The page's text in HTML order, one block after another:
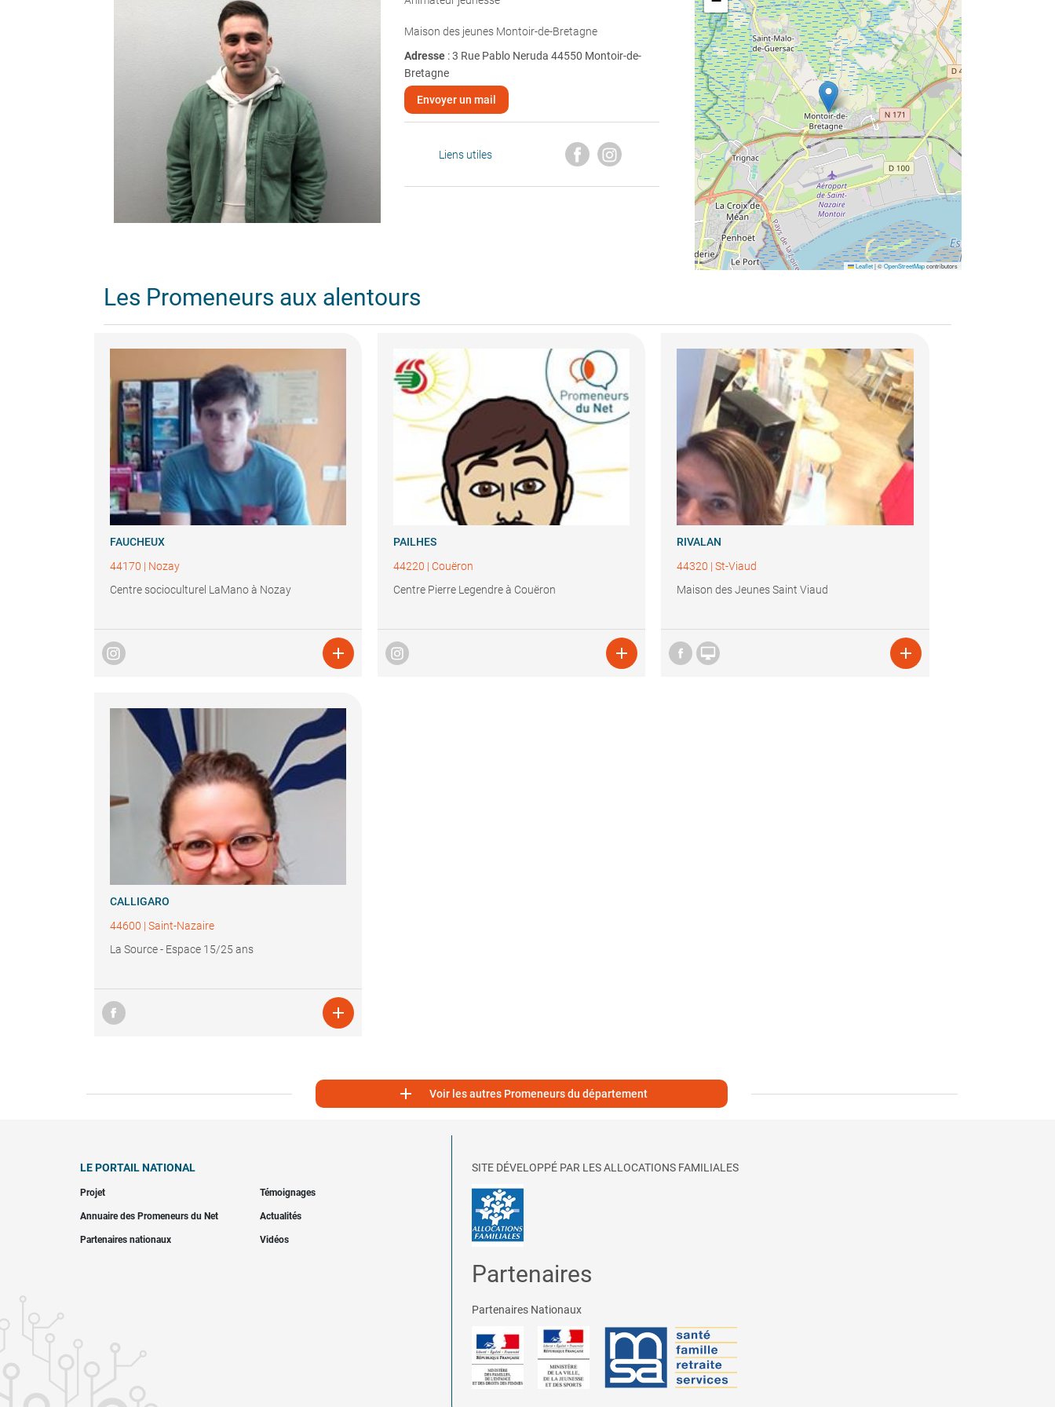
Maison des jeunes Montoir-de-Bretagne
Adresse : 3 Rue Pablo Neruda 44550 Montoir-de-
Bretagne
Envoyer un mail
Liens utiles
Leaflet |©OpenStreetMapcontributors
Les Promeneurs aux alentours
FAUCHEUX
44170 | Nozay
Centre socioculturel LaMano à Nozay

PAILHES
44220 | Couëron
Centre Pierre Legendre à Couëron

RIVALAN
44320 |St-Viaud
Maison des Jeunes Saint Viaud
 
CALLIGARO
44600 | Saint-Nazaire
La Source - Espace 15/25 ans

 Voir les autres Promeneurs du département
LE PORTAIL NATIONAL
Projet Témoignages
Annuaire des Promeneurs du Net Actualités
Partenaires nationaux Vidéos
SITE DÉVELOPPÉ PAR LES ALLOCATIONS FAMILIALES
Partenaires
Partenaires Nationaux